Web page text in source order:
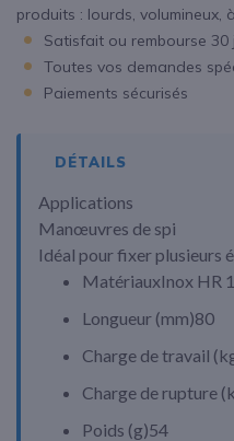
produits : lourds, volumineux,
Satisfait ou rembourse 30
Toutes vos demandes
Paiements sécurisés
DÉTAILS
Applications
Manœuvres de spi
Idéal pour fixer plusieurs
MatériauxInox HR
Longueur (mm)80
Charge de travail (
Charge de rupture (
Poids (g)54